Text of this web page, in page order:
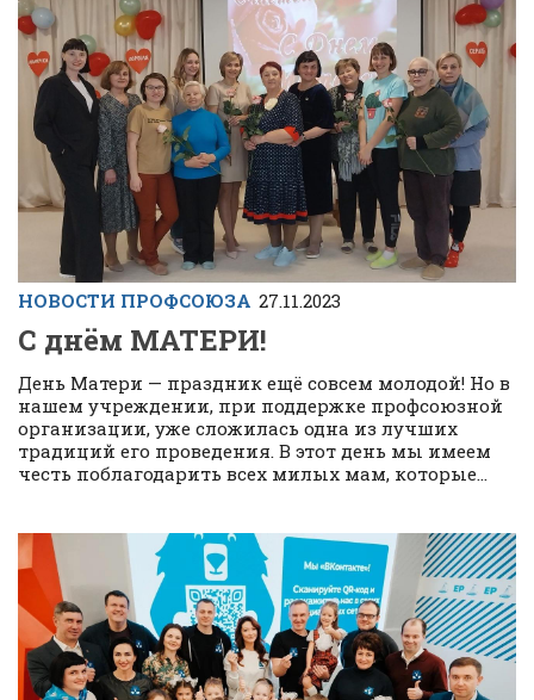
НОВОСТИ ПРОФСОЮЗА 27.11.2023
С днём МАТЕРИ!
День Матери — праздник ещё совсем молодой! Но в
нашем учреждении, при поддержке профсоюзной
организации, уже сложилась одна из лучших
традиций его проведения. В этот день мы имеем
честь поблагодарить всех милых мам, которые...